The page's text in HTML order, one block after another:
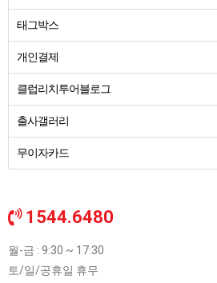
태그박스
개인결제
클럽리치투어블로그
출사갤러리
무이자카드
1544.6480
월-금 : 9:30 ~ 17:30
토/일/공휴일 휴무